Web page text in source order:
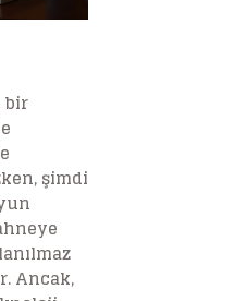
bir
şimdi
Ancak,